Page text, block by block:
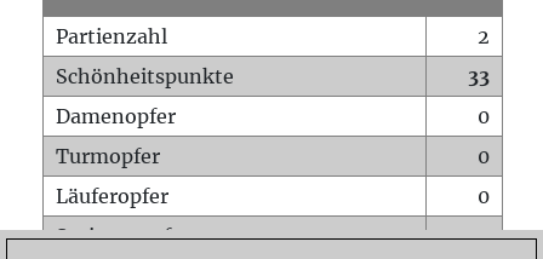
Partienzahl
2
Schönheitspunkte
33
Damenopfer
0
Turmopfer
0
Läuferopfer
0
Springeropfer
0